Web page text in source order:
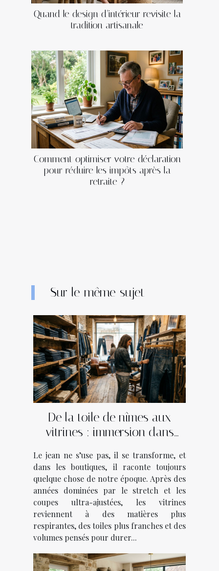
Quand le design d’intérieur revisite la
tradition artisanale
Comment optimiser votre déclaration
pour réduire les impôts après la
retraite ?
Sur le même sujet
De la toile de nîmes aux
vitrines : immersion dans
Le jean ne s’use pas, il se transforme, et
dans les boutiques, il raconte toujours
quelque chose de notre époque. Après des
années dominées par le stretch et les
coupes ultra-ajustées, les vitrines
reviennent à des matières plus
respirantes, des toiles plus franches et des
volumes pensés pour durer...